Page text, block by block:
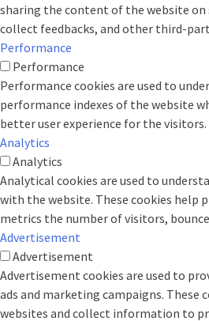
sharing the content of the website
collect feedbacks, and other third-
Performance
Performance
Performance cookies are used to
performance indexes of the website
better user experience for the visitors.
Analytics
Analytics
Analytical cookies are used to
with the website. These cookies help
metrics the number of visitors,
Advertisement
Advertisement
Advertisement cookies are used to
ads and marketing campaigns. These
websites and collect information to